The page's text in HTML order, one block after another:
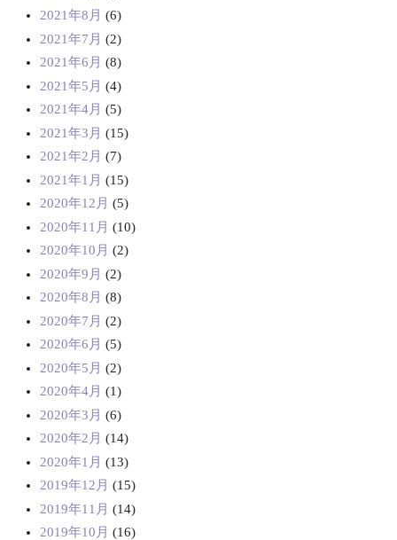
2021年8月 (6)
2021年7月 (2)
2021年6月 (8)
2021年5月 (4)
2021年4月 (5)
2021年3月 (15)
2021年2月 (7)
2021年1月 (15)
2020年12月 (5)
2020年11月 (10)
2020年10月 (2)
2020年9月 (2)
2020年8月 (8)
2020年7月 (2)
2020年6月 (5)
2020年5月 (2)
2020年4月 (1)
2020年3月 (6)
2020年2月 (14)
2020年1月 (13)
2019年12月 (15)
2019年11月 (14)
2019年10月 (16)